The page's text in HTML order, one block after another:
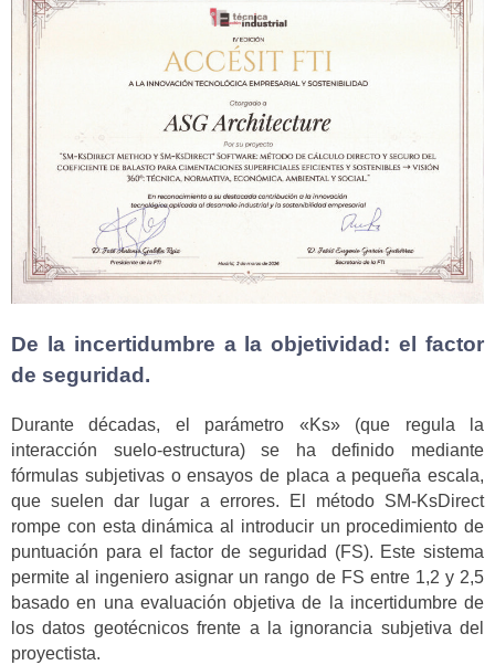
De la incertidumbre a la objetividad: el factor
de seguridad.
Durante décadas, el parámetro «Ks» (que regula la
interacción suelo-estructura) se ha definido mediante
fórmulas subjetivas o ensayos de placa a pequeña escala,
que suelen dar lugar a errores. El método SM-KsDirect
rompe con esta dinámica al introducir un procedimiento de
puntuación para el factor de seguridad (FS). Este sistema
permite al ingeniero asignar un rango de FS entre 1,2 y 2,5
basado en una evaluación objetiva de la incertidumbre de
los datos geotécnicos frente a la ignorancia subjetiva del
proyectista.